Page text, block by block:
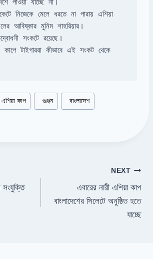
নিজেকে মেলে ধরতে না পারায় এশিয়া
কাপে টাইগাররা কীভাবে এই সংকট থেকে
#এশিয়া কাপ #গুঞ্জন #বাংলাদেশ
সংযুক্তি
NEXT
এবারের নারী এশিয়া কাপ
বাংলাদেশের সিলেটে অনুষ্ঠিত হতে
যাচ্ছে